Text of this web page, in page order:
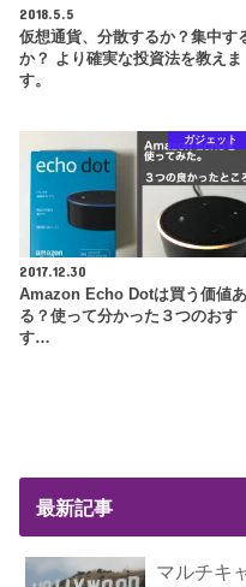
2018.5.5
仮想通貨、分散するか？集中す
か？ より確実な投資法を教えま
す。
ガジェット
2017.12.30
Amazon Echo Dotは買う価値あ
る？使って分かった３つのおす
す…
最新記事
マルチキ